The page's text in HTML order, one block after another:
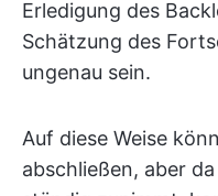
Erledigung des
Schätzung des
ungenau sein.
Auf diese Weise
abschließen, aber